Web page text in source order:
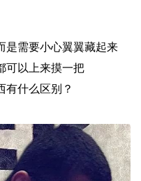
是需要小心翼翼藏起来
可以上来摸一把
有什么区别？